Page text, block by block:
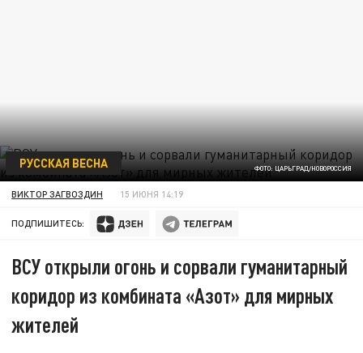
ФОТО: ЦАРЬГРАД/НОВОРОССИЯ
РУССКАЯ ВЕСНА
ВИКТОР ЗАГВОЗДИН 15 ИЮНЯ 14:19
ПОДПИШИТЕСЬ:
ВСУ открыли огонь и сорвали гуманитарный
коридор из комбината «Азот» для мирных
жителей